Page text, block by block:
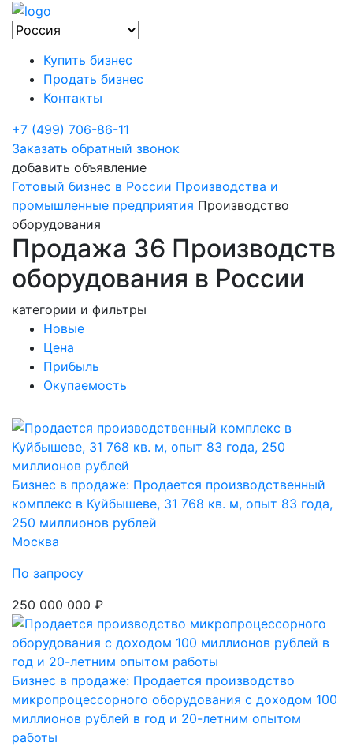
Купить бизнес
Продать бизнес
Контакты
+7 (499) 706-86-11
Заказать обратный звонок
добавить объявление
Готовый бизнес в России Производства и
промышленные предприятия Производство
оборудования
Продажа 36 Производств
оборудования в России
категории и фильтры
Новые
Цена
Прибыль
Окупаемость
Бизнес в продаже: Продается производственный
комплекс в Куйбышеве, 31 768 кв. м, опыт 83 года,
250 миллионов рублей
Москва
По запросу
250 000 000 ₽
Бизнес в продаже: Продается производство
микропроцессорного оборудования с доходом 100
миллионов рублей в год и 20-летним опытом
работы